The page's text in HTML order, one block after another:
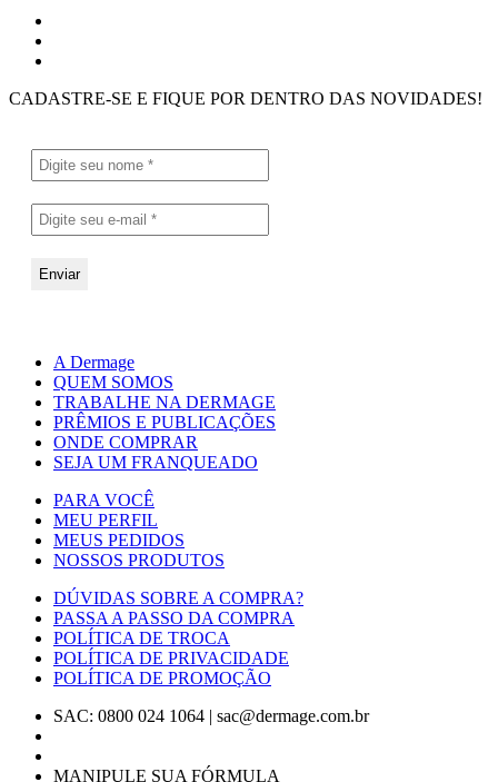
CADASTRE-SE E FIQUE POR DENTRO DAS NOVIDADES!
A Dermage
QUEM SOMOS
TRABALHE NA DERMAGE
PRÊMIOS E PUBLICAÇÕES
ONDE COMPRAR
SEJA UM FRANQUEADO
PARA VOCÊ
MEU PERFIL
MEUS PEDIDOS
NOSSOS PRODUTOS
DÚVIDAS SOBRE A COMPRA?
PASSA A PASSO DA COMPRA
POLÍTICA DE TROCA
POLÍTICA DE PRIVACIDADE
POLÍTICA DE PROMOÇÃO
SAC: 0800 024 1064 | sac@dermage.com.br
MANIPULE SUA FÓRMULA